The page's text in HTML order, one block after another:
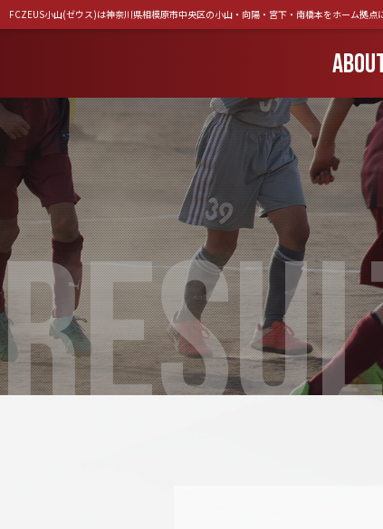
FCZEUS小山(ゼウス)は神奈川県相模原市中央区の小山・向陽・宮下・南橋本をホーム拠点